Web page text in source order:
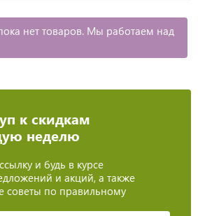
нет товаров. Мы работаем над
к скидкам
неделю
и будь в курсе
и акций, а также
советы по правильному